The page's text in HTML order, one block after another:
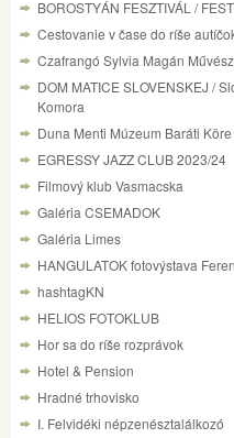
BOROSTYÁN FESZTIVÁL /
Cestovanie v čase do ríše
Czafrangó Sylvia Magán
DOM MATICE SLOVENSKEJ /
Komora
Duna Menti Múzeum Baráti Köre
EGRESSY JAZZ CLUB 2023/24
Filmový klub Vasmacska
Galéria CSEMADOK
Galéria Limes
HANGULATOK fotovýstava
hashtagKN
HELIOS FOTOKLUB
Hor sa do ríše rozprávok
Hotel & Pension
Hradné trhovisko
I. Felvidéki népzenésztalálkozó